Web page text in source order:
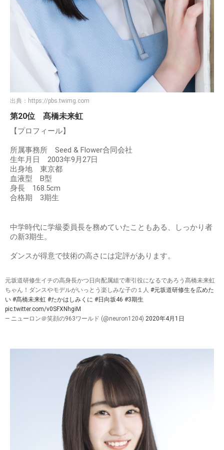
出典： https://pbs.twimg.com
第20位 髙橋未来虹
【プロフィール】
所属事務所 Seed & Flower合同会社
生年月日 2003年9月27日
出身地 東京都
血液型 B型
身長 168.5cm
合格期 3期生
中学時代に学級委員長を務めていたこともある、しっかり者
の新3期生。
ダンスが得意で技術の高さには定評があります。
元坂道研修生イチの高身長かつ日向配属組で牽引役になるであろう髙橋未来虹
ちゃん！ダンスやモデルがいっとう楽しみな子の１人 #元坂道研修生を広めた
い #髙橋未来虹 #たかはしみくに #日向坂46 #3期生
pic.twitter.com/v0SFXNhgiM
— ニューロン＠笑顔の963ワールド (@neuron1204) 2020年4月1日